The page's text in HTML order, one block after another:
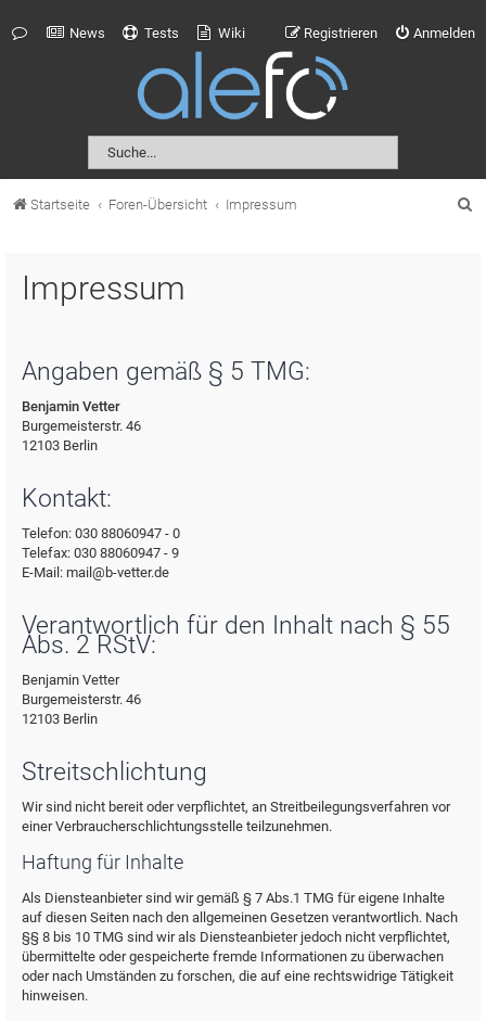
News Tests Wiki Anmelden
Registrieren
Startseite Foren-Übersicht Impressum
Impressum
Angaben gemäß § 5 TMG:
Benjamin Vetter
Burgemeisterstr. 46
12103 Berlin
Kontakt:
Telefon: 030 88060947 - 0
Telefax: 030 88060947 - 9
E-Mail: mail@b-vetter.de
Verantwortlich für den Inhalt nach § 55
Abs. 2 RStV:
Benjamin Vetter
Burgemeisterstr. 46
12103 Berlin
Streitschlichtung
Wir sind nicht bereit oder verpflichtet, an Streitbeilegungsverfahren vor
einer Verbraucherschlichtungsstelle teilzunehmen.
Haftung für Inhalte
Als Diensteanbieter sind wir gemäß § 7 Abs.1 TMG für eigene Inhalte
auf diesen Seiten nach den allgemeinen Gesetzen verantwortlich. Nach
§§ 8 bis 10 TMG sind wir als Diensteanbieter jedoch nicht verpflichtet,
übermittelte oder gespeicherte fremde Informationen zu überwachen
oder nach Umständen zu forschen, die auf eine rechtswidrige Tätigkeit
hinweisen.